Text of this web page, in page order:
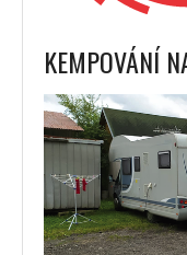
KEMPOVÁNÍ